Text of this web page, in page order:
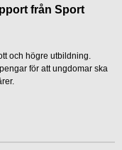
från Sport
och högre utbildning.
för att ungdomar ska